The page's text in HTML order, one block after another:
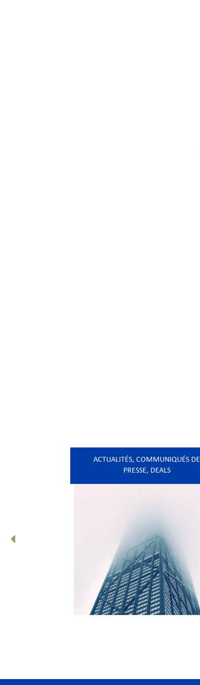
ACTUALITÉS,COMMUNIQUÉS DE
PRESSE, DEALS